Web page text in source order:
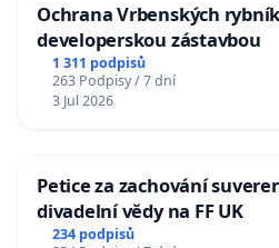
Ochrana Vrbenských
developerskou zástavbou
1 311 podpisů
263 Podpisy / 7 dní
3 Jul 2026
Petice za zachování
divadelní vědy na FF UK
234 podpisů